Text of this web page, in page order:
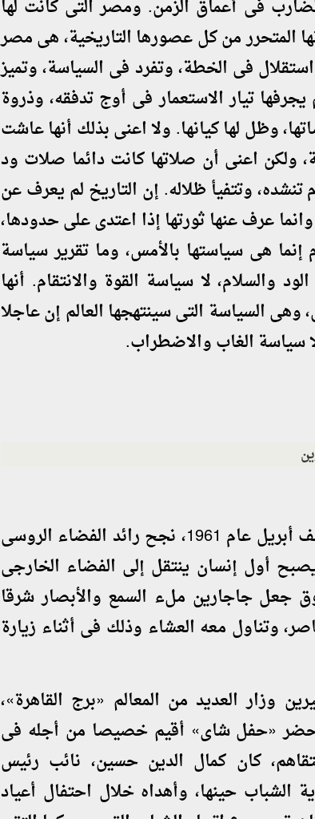
الضارب فى أعماق الزمن. ومصر التى كانت لها
المتحرر من كل عصورها التاريخية، هى مصر
فى الخطة، وتفرد فى السياسة، وتميز
تيار الاستعمار فى أوج تدفقه، وذروة
وظل لها كيانها. ولا اعنى بذلك أنها عاشت
ولكن اعنى أن صلاتها كانت دائما صلات ود
وتتفيأ ظلاله. إن التاريخ لم يعرف عن
عرف عنها ثورتها إذا اعتدى على حدودها،
هى سياستها بالأمس، وما تقرير سياسة
والسلام، لا سياسة القوة والانتقام. أنها
وهى السياسة التى سينتهجها العالم إن عاجلا
لا سياسة الغاب والاضطراب.
فى مطلع الستينيات، وتحديدا فى منتصف أبريل عام 1961، نجح رائد الفضاء الروسى
1934- 1968) فى أن يصبح أول إنسان ينتقل إلى الفضاء الخارجى
جعل جاجارين ملء السمع والأبصار شرقا
وتناول معه العشاء وذلك فى أثناء زيارة
وزار العديد من المعالم «برج القاهرة»،
وحضر «حفل شاى» أقيم خصيصا من أجله فى
كان كمال الدين حسين، نائب رئيس
الشباب حينها، وأهداه خلال احتفال أعياد